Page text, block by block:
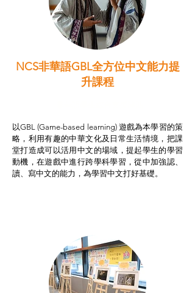
NCS非華語GBL全方位中文能力提
升課程
以GBL (Game-based learning) 遊戲為本學習的策
略，利用有趣的中華文化及日常生活情境，把課
堂打造成可以活用中文的場域，提起學生的學習
動機，在遊戲中進行跨學科學習，從中加強認、
讀、寫中文的能力，為學習中文打好基礎。